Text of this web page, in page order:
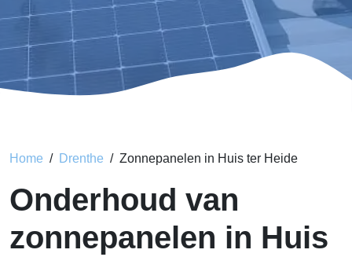
Home Drenthe Zonnepanelen in Huis ter Heide
Onderhoud van
zonnepanelen in Huis